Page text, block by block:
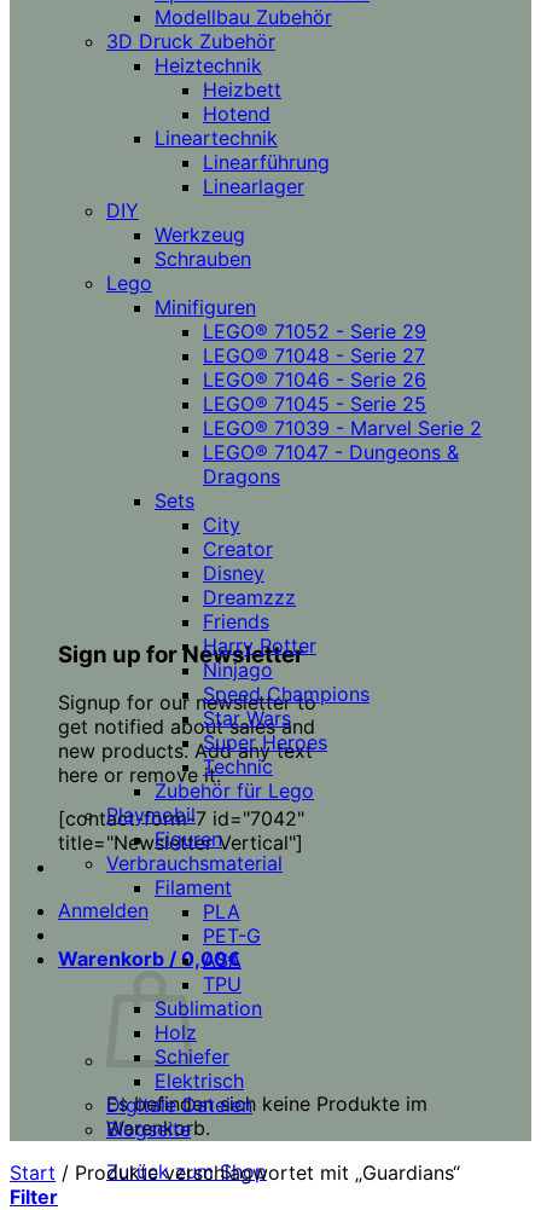
Sign up for Newsletter
Signup for our newsletter to
get notified about sales and
new products. Add any text
here or remove it.
[contact-form-7 id="7042"
title="Newsletter Vertical"]
Anmelden
Warenkorb / 0,00€
Es befinden sich keine Produkte im
Warenkorb.
Zurück zum Shop
Modellbau Zubehör
3D Druck Zubehör
Heiztechnik
Heizbett
Hotend
Lineartechnik
Linearführung
Linearlager
DIY
Werkzeug
Schrauben
Lego
Minifiguren
LEGO® 71052 - Serie 29
LEGO® 71048 - Serie 27
LEGO® 71046 - Serie 26
LEGO® 71045 - Serie 25
LEGO® 71039 - Marvel Serie 2
LEGO® 71047 - Dungeons &
Dragons
Sets
City
Creator
Disney
Dreamzzz
Friends
Harry Potter
Ninjago
Speed Champions
Star Wars
Super Heroes
Technic
Zubehör für Lego
Playmobil
Figuren
Verbrauchsmaterial
Filament
PLA
PET-G
ASA
TPU
Sublimation
Holz
Schiefer
Elektrisch
Digitale Dateien
Blogseite
Start / Produkte verschlagwortet mit „Guardians“
Filter